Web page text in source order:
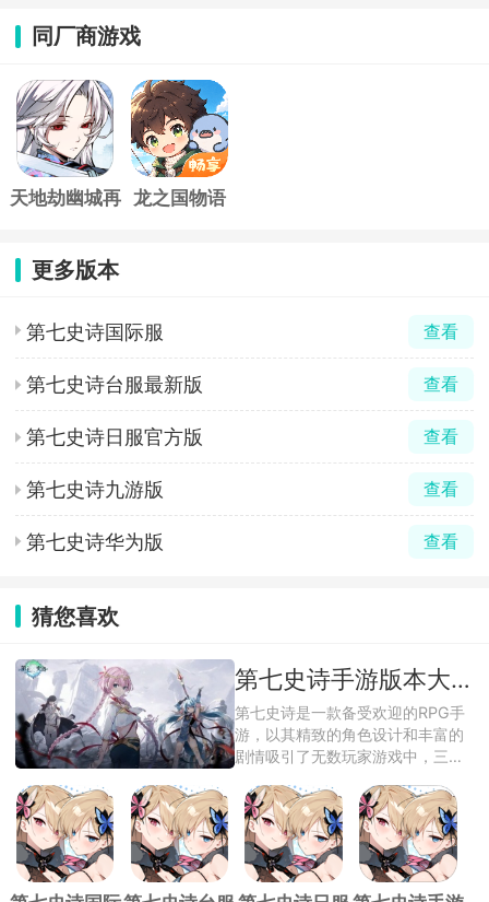
同厂商游戏
天地劫幽城再 龙之国物语
更多版本
第七史诗国际服 查看
第七史诗台服最新版 查看
第七史诗日服官方版 查看
第七史诗九游版 查看
第七史诗华为版 查看
猜您喜欢
第七史诗手游版本大全
第七史诗是一款备受欢迎的RPG手
游，以其精致的角色设计和丰富的
剧情吸引了无数玩家游戏中，三百